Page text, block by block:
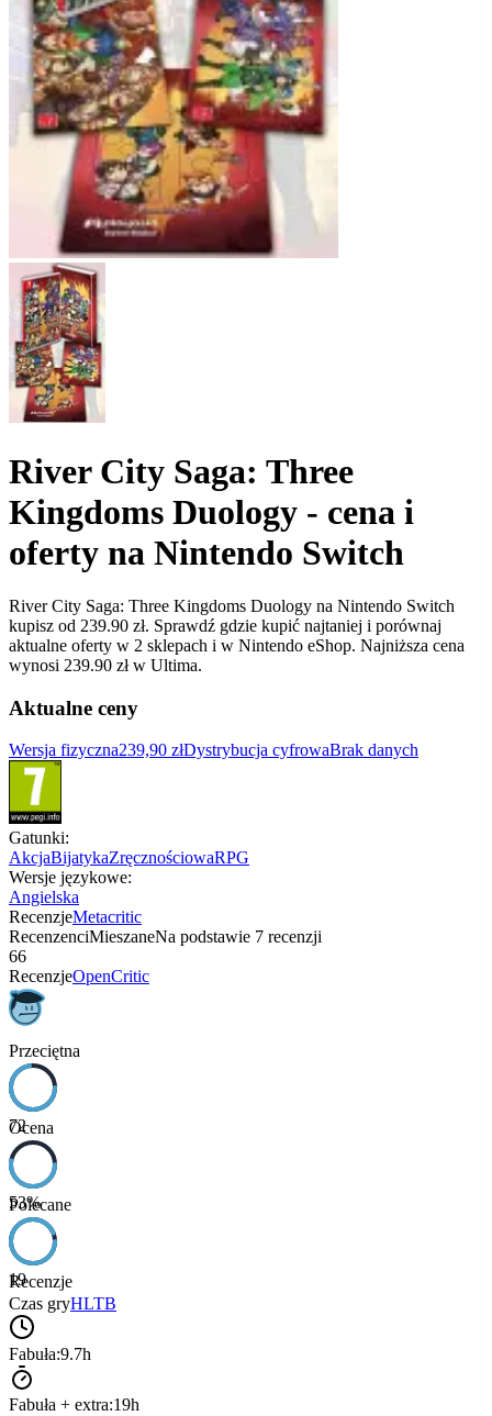
River City Saga: Three
Kingdoms Duology - cena i
oferty na Nintendo Switch
River City Saga: Three Kingdoms Duology na Nintendo Switch
kupisz od 239.90 zł. Sprawdź gdzie kupić najtaniej i porównaj
aktualne oferty w 2 sklepach i w Nintendo eShop. Najniższa cena
wynosi 239.90 zł w Ultima.
Aktualne ceny
Wersja fizyczna239,90 złDystrybucja cyfrowaBrak danych
Gatunki:
AkcjaBijatykaZręcznościowaRPG
Wersje językowe:
Angielska
RecenzjeMetacritic
RecenzenciMieszaneNa podstawie 7 recenzji
66
RecenzjeOpenCritic
Przeciętna
72
Ocena
53%
Polecane
19
Recenzje
Czas gryHLTB
Fabuła:9.7h
Fabuła + extra:19h